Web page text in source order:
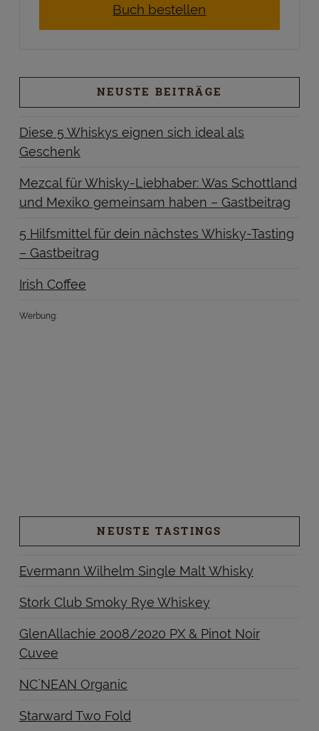
Buch bestellen
NEUSTE BEITRÄGE
Diese 5 Whiskys eignen sich ideal als
Geschenk
Mezcal für Whisky-Liebhaber: Was Schottland
und Mexiko gemeinsam haben – Gastbeitrag
5 Hilfsmittel für dein nächstes Whisky-Tasting
– Gastbeitrag
Irish Coffee
Werbung:
NEUSTE TASTINGS
Evermann Wilhelm Single Malt Whisky
Stork Club Smoky Rye Whiskey
GlenAllachie 2008/2020 PX & Pinot Noir
Cuvee
NC´NEAN Organic
Starward Two Fold